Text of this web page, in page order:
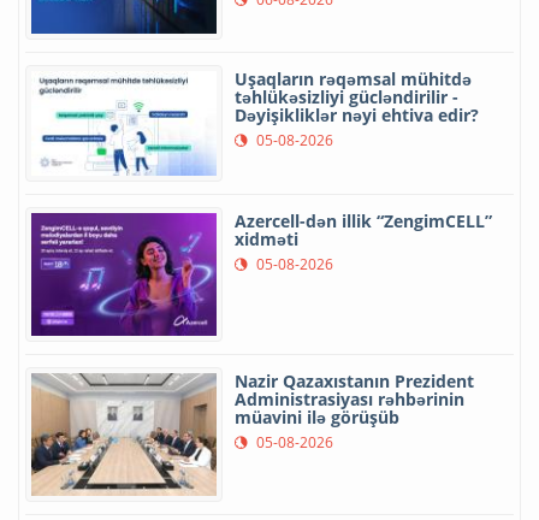
Uşaqların rəqəmsal mühitdə
təhlükəsizliyi gücləndirilir -
Dəyişikliklər nəyi ehtiva edir?
05-08-2026
Azercell-dən illik “ZengimCELL”
xidməti
05-08-2026
Nazir Qazaxıstanın Prezident
Administrasiyası rəhbərinin
müavini ilə görüşüb
05-08-2026